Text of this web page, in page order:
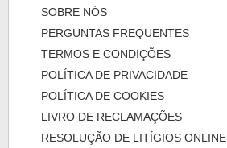
SOBRE NÓS
PERGUNTAS FREQUENTES
TERMOS E CONDIÇÕES
POLÍTICA DE PRIVACIDADE
POLÍTICA DE COOKIES
LIVRO DE RECLAMAÇÕES
RESOLUÇÃO DE LITÍGIOS ONLINE